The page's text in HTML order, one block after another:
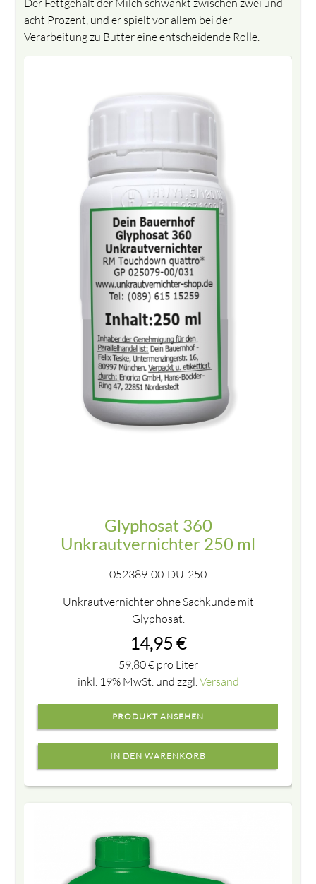
acht Prozent, und er spielt vor allem bei der
Verarbeitung zu Butter eine entscheidende Rolle.
Glyphosat 360
Unkrautvernichter 250 ml
052389-00-DU-250
Unkrautvernichter ohne Sachkunde mit
Glyphosat.
14,95 €
59,80€pro Liter
inkl. 19% MwSt. und zzgl.Versand
PRODUKT ANSEHEN